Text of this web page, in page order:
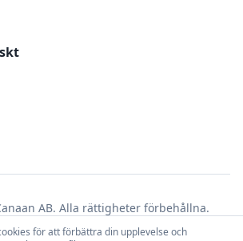
AB. Alla rättigheter förbehållna.
Org.nr: 559520-8066
är inte ansluten till Skatteverket.
för att förbättra din upplevelse och